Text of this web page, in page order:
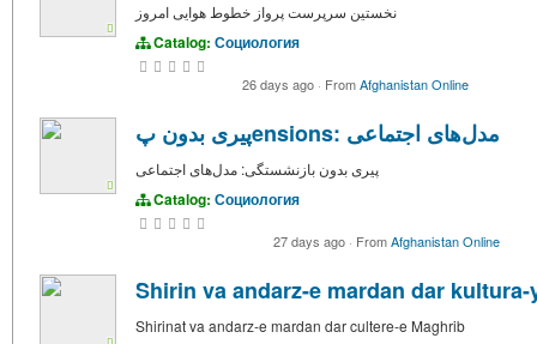
نخستين سرپرست پرواز خطوط هوایی امروز
Catalog: Социология
26 days ago · FromAfghanistan Online
پیری بدون پensions: مدل‌های اجتماعی
پیری بدون بازنشستگی: مدل‌های اجتماعی
Catalog: Социология
27 days ago · FromAfghanistan Online
Shirin va andarz-e mardan dar
Shirinat va andarz-e mardan dar cultere-e Maghrib